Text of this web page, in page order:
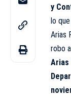
y
lo
Arias
robo
Arias